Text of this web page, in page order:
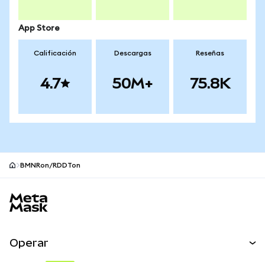
App Store
Calificación
4.7
Descargas
50M+
Reseñas
75.8K
BMNRon/RDDTon
Operar